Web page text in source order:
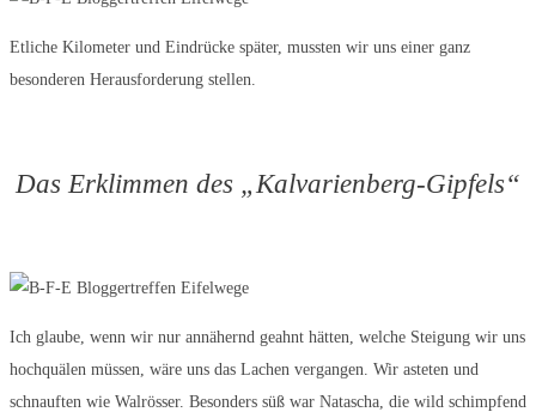
Etliche Kilometer und Eindrücke später, mussten wir uns einer ganz
besonderen Herausforderung stellen.
Das Erklimmen des „Kalvarienberg-Gipfels“
Ich glaube, wenn wir nur annähernd geahnt hätten, welche Steigung wir uns
hochquälen müssen, wäre uns das Lachen vergangen. Wir asteten und
schnauften wie Walrösser. Besonders süß war Natascha, die wild schimpfend